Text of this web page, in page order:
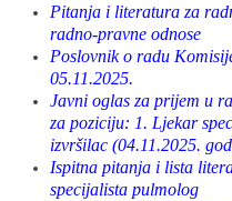
Pitanja i literatura za
radno-pravne odnose
Poslovnik o radu
05.11.2025.
Javni oglas za prijem u
za poziciju: 1. Ljekar
izvršilac (04.11.2025.
Ispitna pitanja i lista
specijalista pulmolog